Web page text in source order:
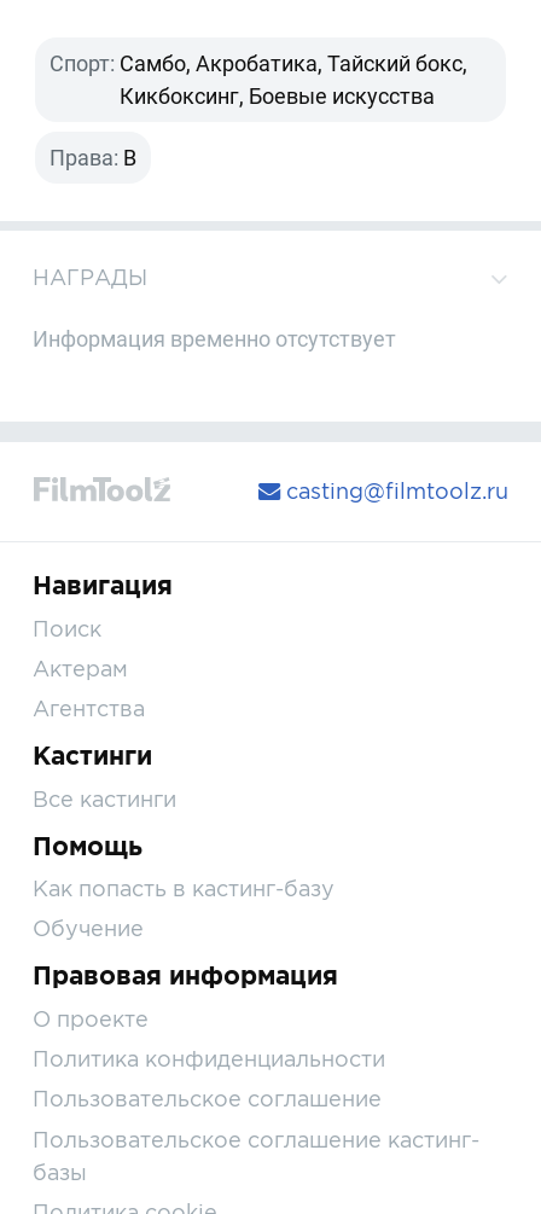
Спорт: Самбо, Акробатика, Тайский бокс,
Кикбоксинг, Боевые искусства
Права: B
НАГРАДЫ
Информация временно отсутствует
casting@filmtoolz.ru
Навигация
Поиск
Актерам
Агентства
Кастинги
Все кастинги
Помощь
Как попасть в кастинг-базу
Обучение
Правовая информация
О проекте
Политика конфиденциальности
Пользовательское соглашение
Пользовательское соглашение кастинг-
базы